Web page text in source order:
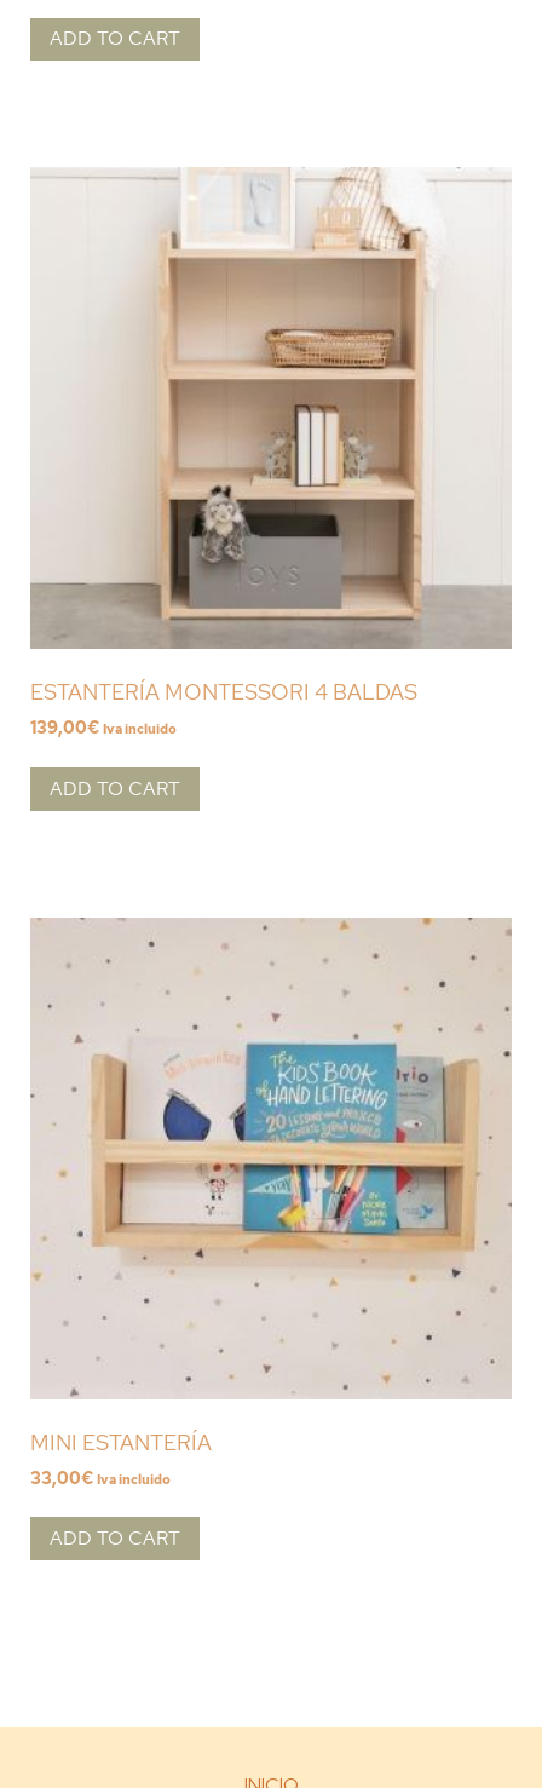
ADD TO CART
ESTANTERÍA MONTESSORI 4 BALDAS
139,00€ Iva incluido
ADD TO CART
MINI ESTANTERÍA
33,00€ Iva incluido
ADD TO CART